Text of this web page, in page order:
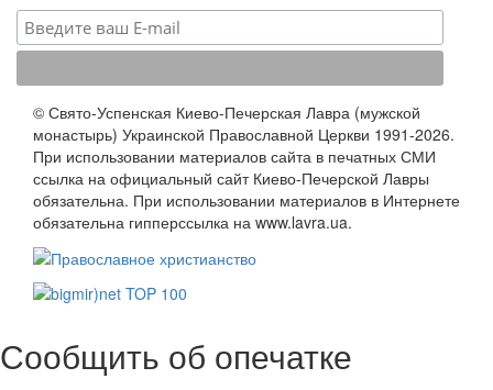
© Свято-Успенская Киево-Печерская Лавра (мужской
монастырь) Украинской Православной Церкви 1991-2026.
При использовании материалов сайта в печатных СМИ
ссылка на официальный сайт Киево-Печерской Лавры
обязательна. При использовании материалов в Интернете
обязательна гипперссылка на www.lavra.ua.
Сообщить об опечатке